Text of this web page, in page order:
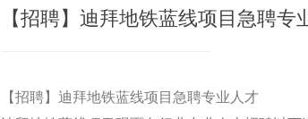
【招聘】迪拜地铁蓝线项目急聘专
【招聘】迪拜地铁蓝线项目急聘专业人才